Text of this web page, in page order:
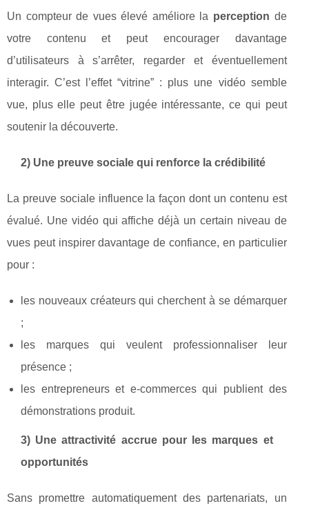
Un compteur de vues élevé améliore la perception de
votre contenu et peut encourager davantage
d’utilisateurs à s’arrêter, regarder et éventuellement
interagir. C’est l’effet “vitrine” : plus une vidéo semble
vue, plus elle peut être jugée intéressante, ce qui peut
soutenir la découverte.
2) Une preuve sociale qui renforce la crédibilité
La preuve sociale influence la façon dont un contenu est
évalué. Une vidéo qui affiche déjà un certain niveau de
vues peut inspirer davantage de confiance, en particulier
pour :
les nouveaux créateurs qui cherchent à se démarquer
;
les marques qui veulent professionnaliser leur
présence ;
les entrepreneurs et e-commerces qui publient des
démonstrations produit.
3) Une attractivité accrue pour les marques et
opportunités
Sans promettre automatiquement des partenariats, un